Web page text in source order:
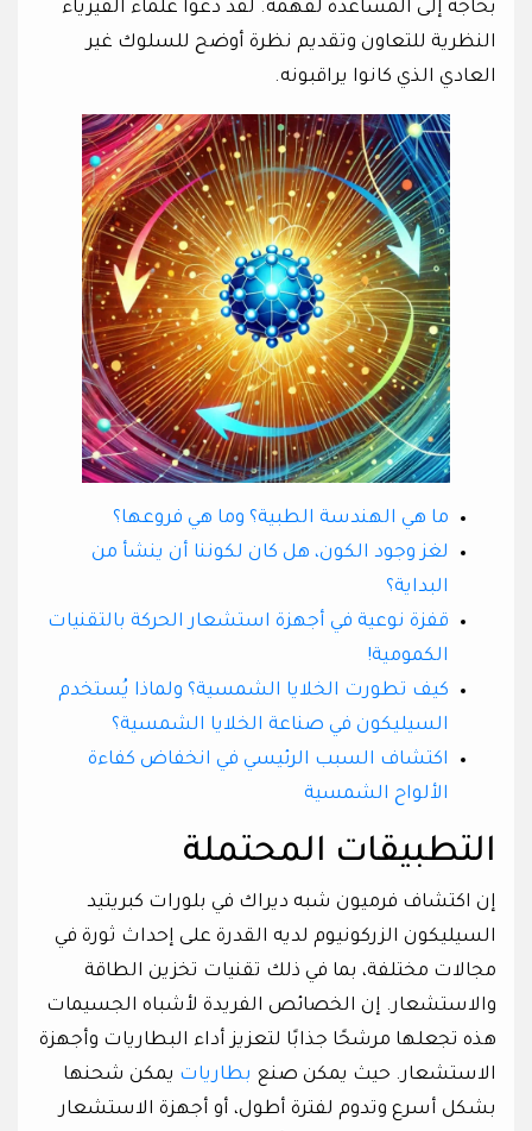
بحاجة إلى المساعدة لفهمه. لقد دعوا علماء الفيزياء
النظرية للتعاون وتقديم نظرة أوضح للسلوك غير
العادي الذي كانوا يراقبونه.
ما هي الهندسة الطبية؟ وما هي فروعها؟
لغز وجود الكون، هل كان لكوننا أن ينشأ من
البداية؟
قفزة نوعية في أجهزة استشعار الحركة بالتقنيات
الكمومية!
كيف تطورت الخلايا الشمسية؟ ولماذا يُستخدم
السيليكون في صناعة الخلايا الشمسية؟
اكتشاف السبب الرئيسي في انخفاض كفاءة
الألواح الشمسية
التطبيقات المحتملة
إن اكتشاف فرميون شبه ديراك في بلورات كبريتيد
السيليكون الزركونيوم لديه القدرة على إحداث ثورة في
مجالات مختلفة، بما في ذلك تقنيات تخزين الطاقة
والاستشعار. إن الخصائص الفريدة لأشباه الجسيمات
هذه تجعلها مرشحًا جذابًا لتعزيز أداء البطاريات وأجهزة
الاستشعار. حيث يمكن صنع بطاريات يمكن شحنها
بشكل أسرع وتدوم لفترة أطول، أو أجهزة الاستشعار